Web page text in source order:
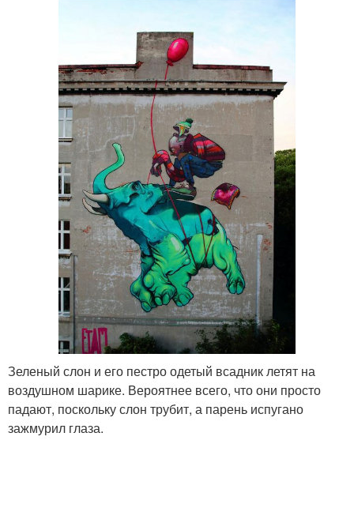
Зеленый слон и его пестро одетый всадник летят на
воздушном шарике. Вероятнее всего, что они просто
падают, поскольку слон трубит, а парень испугано
зажмурил глаза.